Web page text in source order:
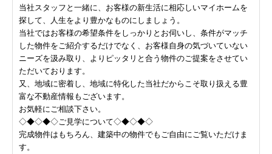
当社スタッフと一緒に、お客様の新生活に相応しいマイホームを
探して、人生をより豊かなものにしましょう。
当社ではお客様の希望条件をしっかりとお伺いし、条件がマッチ
した物件をご紹介するだけでなく、お客様自身の気づいていない
ニーズを汲み取り、よりピッタリと合う物件のご提案をさせてい
ただいております。
又、地域に密着し、地域に特化した当社だからこそ取り扱える豊
富な不動産情報もございます。
お気軽にご相談下さい。
◇◆◇◆◇ご見学について◇◆◇◆◇
完成物件はもちろん、建築中の物件でもご自由にご覧いただけま
す。